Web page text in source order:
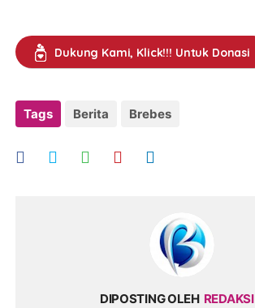
Dukung Kami, Klick!!! Untuk Donasi
Tags Berita Brebes
DIPOSTING OLEH REDAKSI